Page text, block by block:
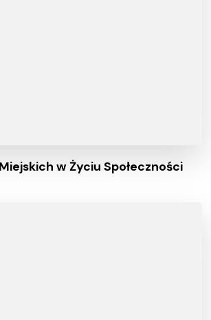
w Życiu Społeczności